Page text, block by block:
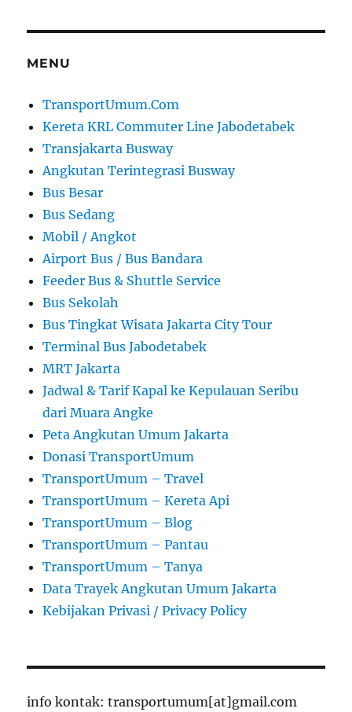
MENU
TransportUmum.Com
Kereta KRL Commuter Line Jabodetabek
Transjakarta Busway
Angkutan Terintegrasi Busway
Bus Besar
Bus Sedang
Mobil / Angkot
Airport Bus / Bus Bandara
Feeder Bus & Shuttle Service
Bus Sekolah
Bus Tingkat Wisata Jakarta City Tour
Terminal Bus Jabodetabek
MRT Jakarta
Jadwal & Tarif Kapal ke Kepulauan Seribu
dari Muara Angke
Peta Angkutan Umum Jakarta
Donasi TransportUmum
TransportUmum – Travel
TransportUmum – Kereta Api
TransportUmum – Blog
TransportUmum – Pantau
TransportUmum – Tanya
Data Trayek Angkutan Umum Jakarta
Kebijakan Privasi / Privacy Policy
info kontak: transportumum[at]gmail.com